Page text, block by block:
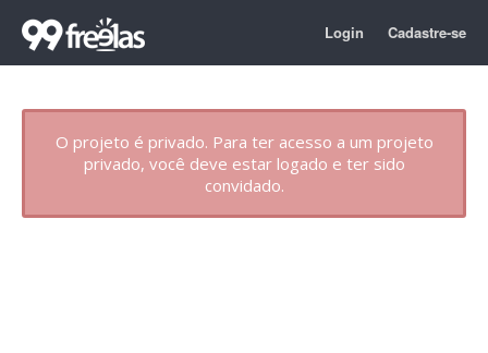
Login Cadastre-se
O projeto é privado. Para ter acesso a um projeto
privado, você deve estar logado e ter sido
convidado.